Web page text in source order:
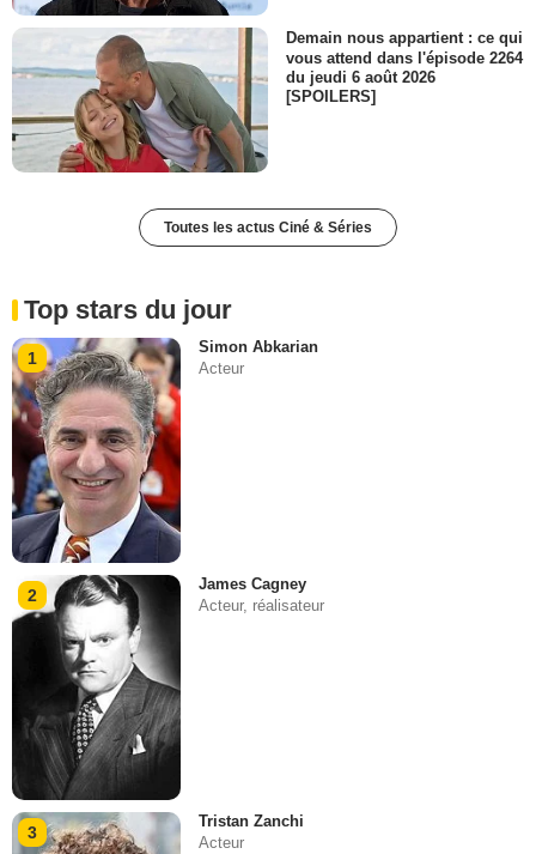
Demain nous appartient : ce qui
vous attend dans l'épisode 2264
du jeudi 6 août 2026
[SPOILERS]
Toutes les actus Ciné & Séries
Top stars du jour
1
Simon Abkarian
Acteur
2
James Cagney
Acteur, réalisateur
3
Tristan Zanchi
Acteur